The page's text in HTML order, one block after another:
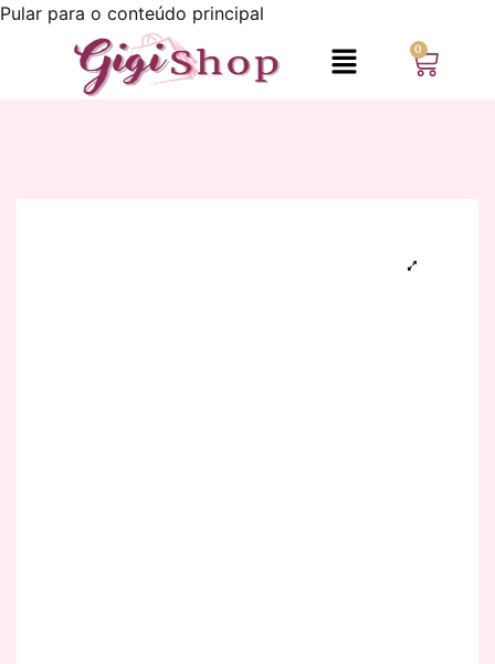
Pular para o conteúdo principal
0